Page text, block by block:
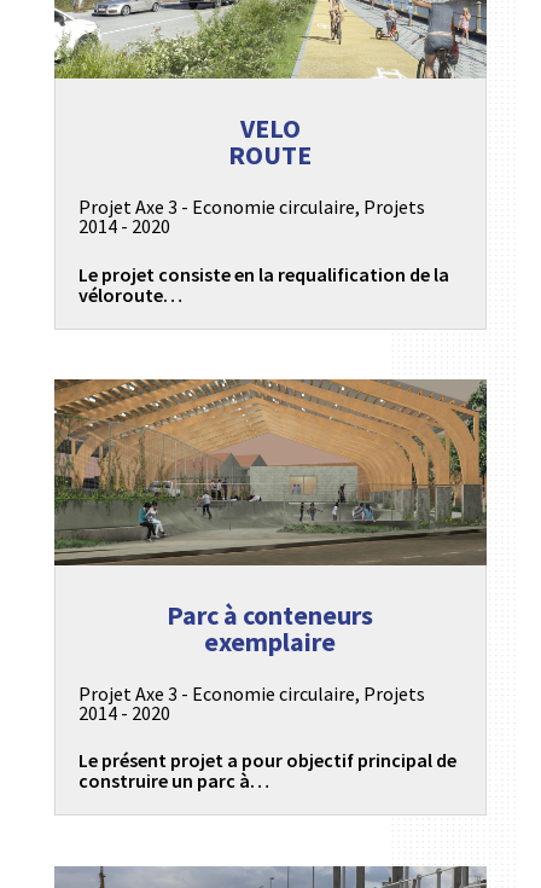
VELO
ROUTE
Projet Axe 3 - Economie circulaire, Projets
2014 - 2020
Le projet consiste en la requalification de la
véloroute…
Parc à conteneurs
exemplaire
Projet Axe 3 - Economie circulaire, Projets
2014 - 2020
Le présent projet a pour objectif principal de
construire un parc à…